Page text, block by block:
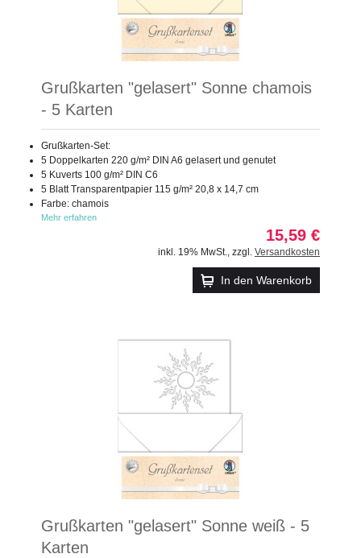
Grußkarten "gelasert" Sonne chamois
- 5 Karten
Grußkarten-Set:
5 Doppelkarten 220 g/m² DIN A6 gelasert und genutet
5 Kuverts 100 g/m² DIN C6
5 Blatt Transparentpapier 115 g/m² 20,8 x 14,7 cm
Farbe: chamois
Mehr erfahren
15,59 €
inkl. 19% MwSt. zzgl. Versandkosten
In den Warenkorb
Grußkarten "gelasert" Sonne weiß - 5
Karten